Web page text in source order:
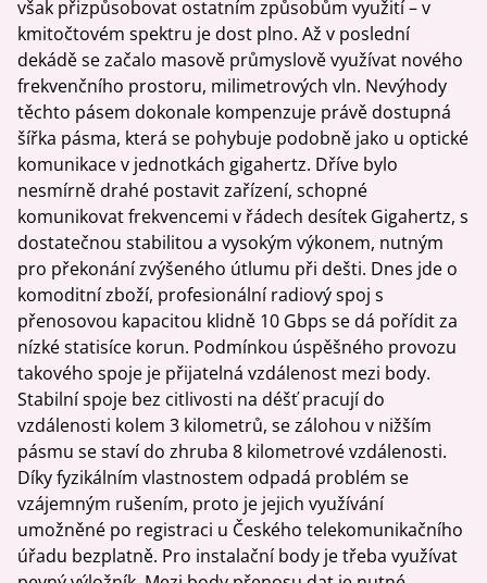
však přizpůsobovat ostatním způsobům využití – v
kmitočtovém spektru je dost plno. Až v poslední
dekádě se začalo masově průmyslově využívat nového
frekvenčního prostoru, milimetrových vln. Nevýhody
těchto pásem dokonale kompenzuje právě dostupná
šířka pásma, která se pohybuje podobně jako u optické
komunikace v jednotkách gigahertz. Dříve bylo
nesmírně drahé postavit zařízení, schopné
komunikovat frekvencemi v řádech desítek Gigahertz, s
dostatečnou stabilitou a vysokým výkonem, nutným
pro překonání zvýšeného útlumu při dešti. Dnes jde o
komoditní zboží, profesionální radiový spoj s
přenosovou kapacitou klidně 10 Gbps se dá pořídit za
nízké statisíce korun. Podmínkou úspěšného provozu
takového spoje je přijatelná vzdálenost mezi body.
Stabilní spoje bez citlivosti na déšť pracují do
vzdálenosti kolem 3 kilometrů, se zálohou v nižším
pásmu se staví do zhruba 8 kilometrové vzdálenosti.
Díky fyzikálním vlastnostem odpadá problém se
vzájemným rušením, proto je jejich využívání
umožněné po registraci u Českého telekomunikačního
úřadu bezplatně. Pro instalační body je třeba využívat